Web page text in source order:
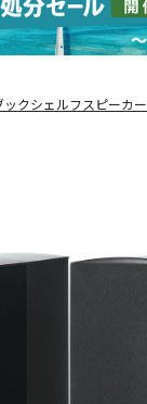
ックシェルフスピーカー